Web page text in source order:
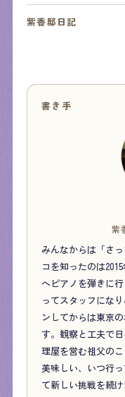
紫香邸日記
書き手
紫
みんなからは「さ
コを知ったのは
へピアノを弾きに
ってスタッフにな
ンしてからは東京
す。観察と工夫で
理屋を営む祖父の
美味しい、いつ行
て新しい挑戦を続